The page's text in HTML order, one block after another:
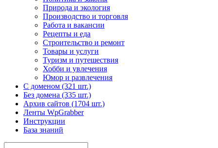
Природа и экология
Производство и торговля
Работа и вакансии
Рецепты и еда
Строительство и ремонт
Товары и услуги
Туризм и путешествия
Хобби и увлечения
Юмор и развлечения
С доменом (321 шт.)
Без домена (335 шт.)
Архив сайтов (1704 шт.)
Ленты WpGrabber
Инструкции
База знаний